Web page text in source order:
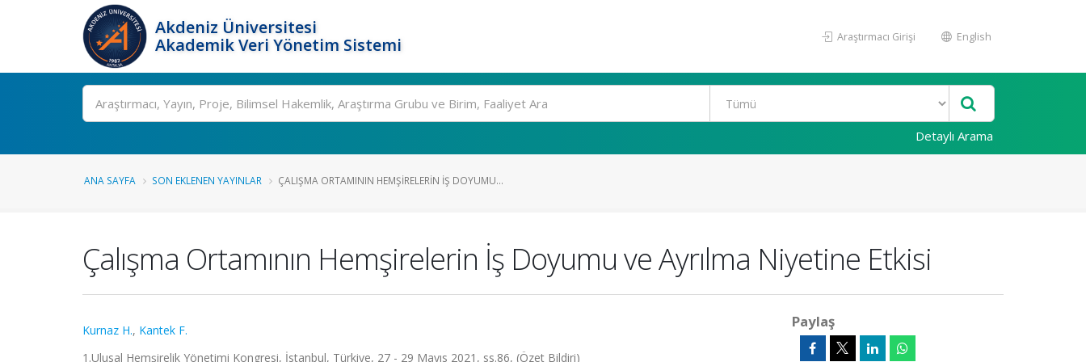
Akdeniz Üniversitesi
Akademik Veri Yönetim Sistemi
Araştırmacı Girişi English
Ara
Detaylı Arama
ANA SAYFA SON EKLENEN YAYINLAR ÇALIŞMA ORTAMININ HEMŞIRELERIN İŞ DOYUMU...
Çalışma Ortamının Hemşirelerin İş Doyumu ve Ayrılma Niyetine Etkisi
Kurnaz H., Kantek F.
1.Ulusal Hemşirelik Yönetimi Kongresi, İstanbul, Türkiye, 27 - 29 Mayıs 2021, ss.86, (Özet Bildiri)
Paylaş